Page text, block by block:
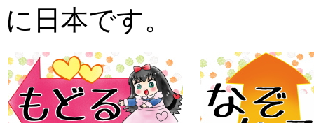
に日本です。